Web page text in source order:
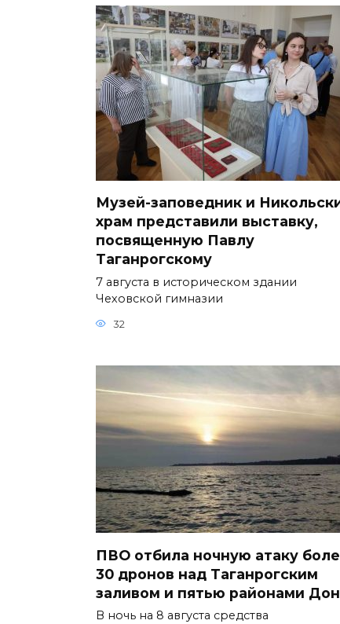
Музей-заповедник и
храм представили выставку,
посвященную Павлу
Таганрогскому
7 августа в историческом здании
Чеховской гимназии
32
ПВО отбила ночную атаку
30 дронов над Таганрогским
заливом и пятью районами
В ночь на 8 августа средства